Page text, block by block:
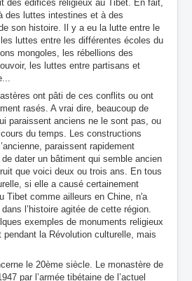
des édifices religieux au Tibet. En fait,
des luttes intestines et à des
son histoire. Il y a eu la lutte entre le
luttes entre les différentes écoles du
mongoles, les rébellions des
les luttes entre partisans et
ont pâti de ces conflits ou ont
rasés. A vrai dire, beaucoup de
paraissent anciens ne le sont pas, ou
du temps. Les constructions
paraissent rapidement
dater un bâtiment qui semble ancien
que voici deux ou trois ans. En tous
si elle a causé certainement
Tibet comme ailleurs en Chine, n'a
l’histoire agitée de cette région.
exemples de monuments religieux
pendant la Révolution culturelle, mais
le 20ème siècle. Le monastère de
par l’armée tibétaine de l’actuel